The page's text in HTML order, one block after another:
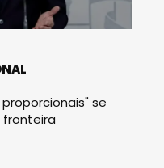
se
fronteira